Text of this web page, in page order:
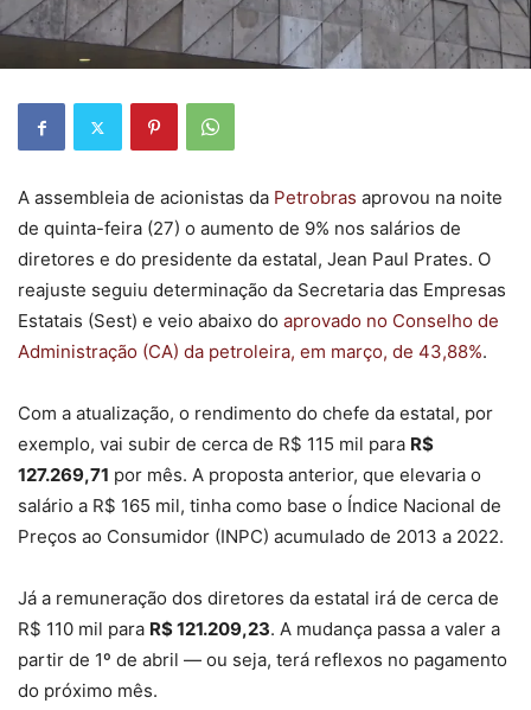
A assembleia de acionistas da Petrobras aprovou na noite
de quinta-feira (27) o aumento de 9% nos salários de
diretores e do presidente da estatal, Jean Paul Prates. O
reajuste seguiu determinação da Secretaria das Empresas
Estatais (Sest) e veio abaixo do aprovado no Conselho de
Administração (CA) da petroleira, em março, de 43,88%.
Com a atualização, o rendimento do chefe da estatal, por
exemplo, vai subir de cerca de R$ 115 mil para R$
127.269,71 por mês. A proposta anterior, que elevaria o
salário a R$ 165 mil, tinha como base o Índice Nacional de
Preços ao Consumidor (INPC) acumulado de 2013 a 2022.
Já a remuneração dos diretores da estatal irá de cerca de
R$ 110 mil para R$ 121.209,23. A mudança passa a valer a
partir de 1º de abril — ou seja, terá reflexos no pagamento
do próximo mês.